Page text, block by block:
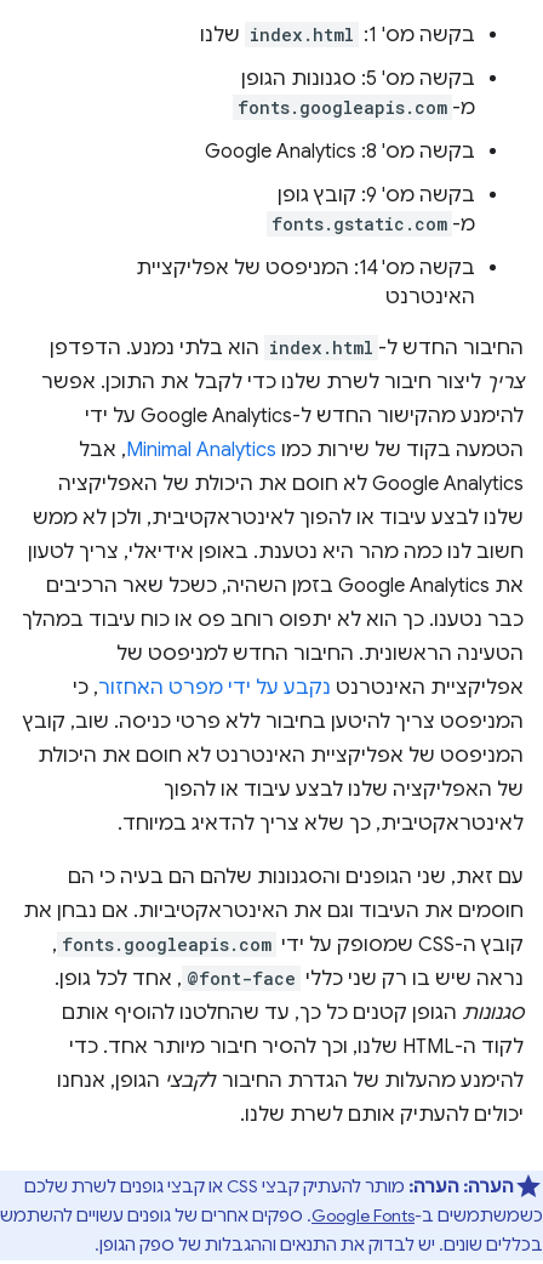
בקשה מס' 1: index.html שלנו
בקשה מס' 5: סגנונות הגופן
מ- fonts.googleapis.com
בקשה מס' 8: Google Analytics
בקשה מס' 9: קובץ גופן
מ- fonts.gstatic.com
בקשה מס' 14: המניפסט של אפליקציית
האינטרנט
החיבור החדש ל- index.html הוא בלתי נמנע. הדפדפן
צריך ליצור חיבור לשרת שלנו כדי לקבל את התוכן. אפשר
להימנע מהקישור החדש ל-Google Analytics על ידי
הטמעה בקוד של שירות כמו Minimal Analytics, אבל
Google Analytics לא חוסם את היכולת של האפליקציה
שלנו לבצע עיבוד או להפוך לאינטראקטיבית, ולכן לא ממש
חשוב לנו כמה מהר היא נטענת. באופן אידיאלי, צריך לטעון
את Google Analytics בזמן השהיה, כשכל שאר הרכיבים
כבר נטענו. כך הוא לא יתפוס רוחב פס או כוח עיבוד במהלך
הטעינה הראשונית. החיבור החדש למניפסט של
אפליקציית האינטרנט נקבע על ידי מפרט האחזור, כי
המניפסט צריך להיטען בחיבור ללא פרטי כניסה. שוב, קובץ
המניפסט של אפליקציית האינטרנט לא חוסם את היכולת
של האפליקציה שלנו לבצע עיבוד או להפוך
לאינטראקטיבית, כך שלא צריך להדאיג במיוחד.
עם זאת, שני הגופנים והסגנונות שלהם הם בעיה כי הם
חוסמים את העיבוד וגם את האינטראקטיביות. אם נבחן את
קובץ ה-CSS שמסופק על ידי
fonts.googleapis.com
,
נראה שיש בו רק שני כללי @font-face , אחד לכל גופן.
סגנונות הגופן קטנים כל כך, עד שהחלטנו להוסיף אותם
לקוד ה-HTML שלנו, וכך להסיר חיבור מיותר אחד. כדי
להימנע מהעלות של הגדרת החיבור לקבצי הגופן, אנחנו
יכולים להעתיק אותם לשרת שלנו.
הערה: הערה:
מותר להעתיק קבצי CSS או קבצי גופנים לשרת שלכם
כשמשתמשים ב-Google Fonts. ספקים אחרים של גופנים עשויים להשתמש
בכללים שונים. יש לבדוק את התנאים וההגבלות של ספק הגופן.